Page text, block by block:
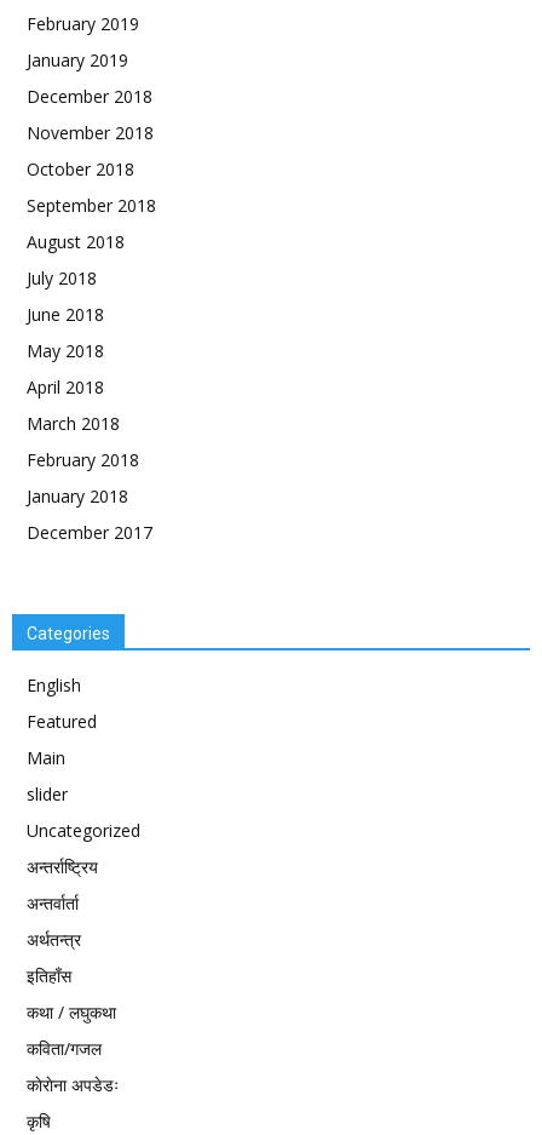
February 2019
January 2019
December 2018
November 2018
October 2018
September 2018
August 2018
July 2018
June 2018
May 2018
April 2018
March 2018
February 2018
January 2018
December 2017
Categories
English
Featured
Main
slider
Uncategorized
अन्तर्राष्ट्रिय
अन्तर्वार्ता
अर्थतन्त्र
इतिहाँस
कथा / लघुकथा
कविता/गजल
काेराेना अपडेडः
कृषि